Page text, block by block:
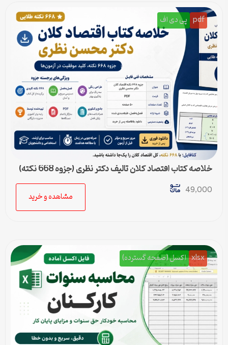
pdf پی دی اف
خلاصه کتاب اقتصاد کلان تالیف دکتر نظری (جزوه 668 نکته)
49,000
مشاهده و خرید
xlsx اکسل (صفحه گسترده)